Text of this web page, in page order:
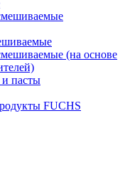
(на основе
пасты
FUCHS